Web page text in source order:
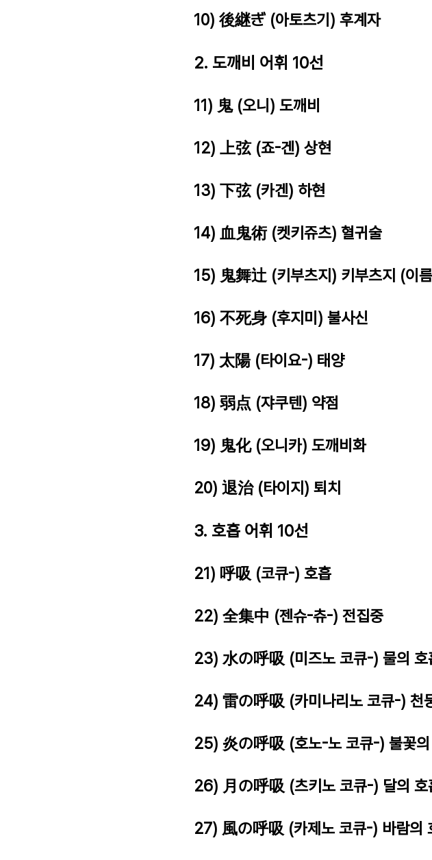
10) 後継ぎ (아토츠기) 후계자
2. 도깨비 어휘 10선
11) 鬼 (오니) 도깨비
12) 上弦 (죠-겐) 상현
13) 下弦 (카겐) 하현
14) 血鬼術 (켓키쥬츠) 혈귀술
15) 鬼舞辻 (키부츠지) 키부츠지 (이
16) 不死身 (후지미) 불사신
17) 太陽 (타이요-) 태양
18) 弱点 (쟈쿠텐) 약점
19) 鬼化 (오니카) 도깨비화
20) 退治 (타이지) 퇴치
3. 호흡 어휘 10선
21) 呼吸 (코큐-) 호흡
22) 全集中 (젠슈-츄-) 전집중
23) 水の呼吸 (미즈노 코큐-) 물의 호
24) 雷の呼吸 (카미나리노 코큐-) 천
25) 炎の呼吸 (호노-노 코큐-) 불꽃
26) 月の呼吸 (츠키노 코큐-) 달의 호
27) 風の呼吸 (카제노 코큐-) 바람의